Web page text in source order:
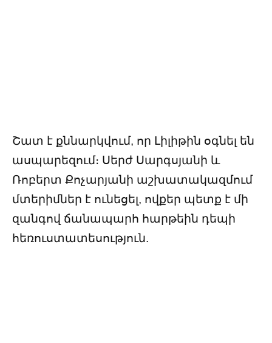
Շատ է քննարկվում, որ Լիլիթին օգնել են
ասպարեզում։ Սերժ Սարգսյանի և
Ռոբերտ Քոչարյանի աշխատակազմում
մտերիմներ է ունեցել, ովքեր պետք է մի
զանգով ճանապարհ հարթեին դեպի
հեռուստատեսություն.